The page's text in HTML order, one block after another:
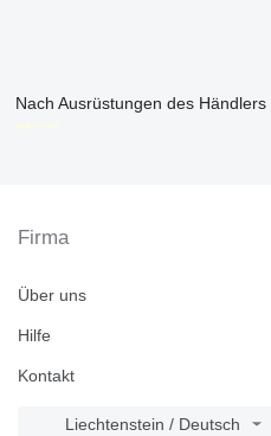
Nach Ausrüstungen des
Firma
Über uns
Hilfe
Kontakt
Liechtenstein / Deutsch